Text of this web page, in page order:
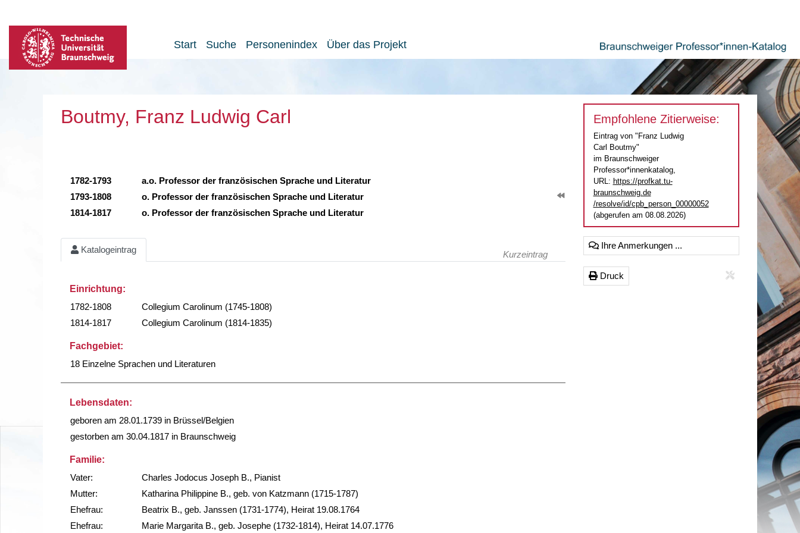
Start Suche Personenindex Über das Projekt
Boutmy, Franz Ludwig Carl
1782-1793
a.o. Professor der französischen Sprache und Literatur
1793-1808
o. Professor der französischen Sprache und Literatur
1814-1817
o. Professor der französischen Sprache und Literatur
Katalogeintrag Kurzeintrag
Einrichtung:
1782-1808
Collegium Carolinum (1745-1808)
1814-1817
Collegium Carolinum (1814-1835)
Fachgebiet:
18 Einzelne Sprachen und Literaturen
Lebensdaten:
geboren am 28.01.1739 in Brüssel/Belgien
gestorben am 30.04.1817 in Braunschweig
Familie:
Vater:
Charles Jodocus Joseph B., Pianist
Mutter:
Katharina Philippine B., geb. von Katzmann (1715-1787)
Ehefrau:
Beatrix B., geb. Janssen (1731-1774), Heirat 19.08.1764
Ehefrau:
Marie Margarita B., geb. Josephe (1732-1814), Heirat 14.07.1776
Empfohlene Zitierweise:
Eintrag von "Franz Ludwig
Carl Boutmy"
im Braunschweiger
Professor*innenkatalog,
URL: https://profkat.tu-
braunschweig.de
/resolve/id/cpb_person_00000052
(abgerufen am 08.08.2026)
Ihre Anmerkungen ...
Druck